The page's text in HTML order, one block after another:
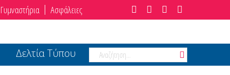
Γυμναστήρια Ασφάλειες
Δελτία Τύπου